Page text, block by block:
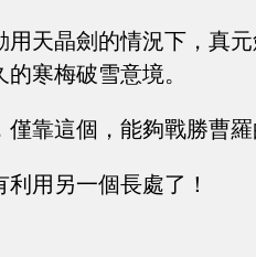
用天晶劍的情況下，真
的寒梅破雪意境。
僅靠這個，能夠戰勝曹
利用另一個長處了！